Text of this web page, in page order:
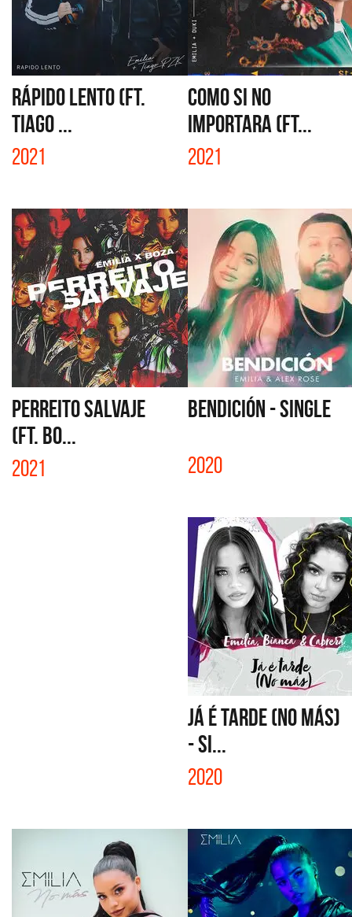
RÁPIDO LENTO (FT.
TIAGO ...
2021
COMO SI NO
IMPORTARA (FT...
2021
PERREITO SALVAJE
(FT. BO...
2021
BENDICIÓN - SINGLE
2020
JÁ É TARDE (NO MÁS)
- SI...
2020